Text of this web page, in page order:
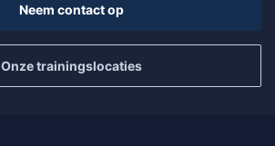
Neem contact op
Onze trainingslocaties